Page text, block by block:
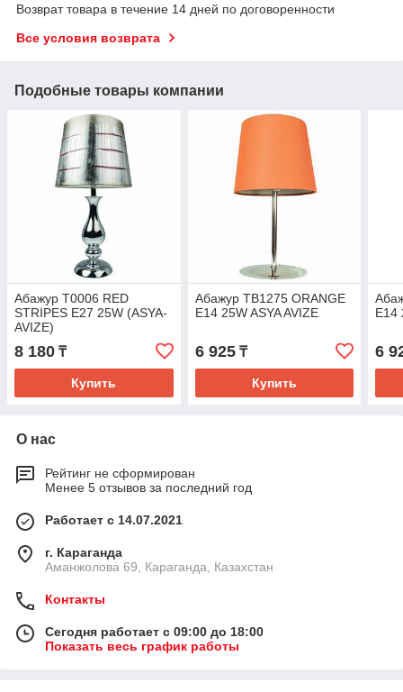
Возврат товара в течение 14 дней по договоренности
Все условия возврата
Подобные товары компании
Абажур T0006 RED
STRIPES E27 25W (ASYA-
AVIZE)
8 180 ₸
Купить
Абажур TB1275 ORANGE
E14 25W ASYA AVIZE
6 925₸
Купить
E14
6
О нас
Рейтинг не сформирован
Менее 5 отзывов за последний год
Работает с 14.07.2021
г. Караганда
Аманжолова 69, Караганда, Казахстан
Контакты
Сегодня работает с 09:00 до 18:00
Показать весь график работы